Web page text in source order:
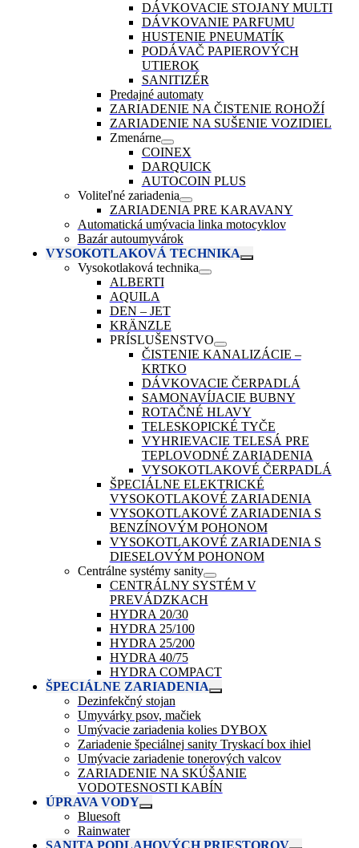
DÁVKOVACIE STOJANY MULTI
DÁVKOVANIE PARFUMU
HUSTENIE PNEUMATÍK
PODÁVAČ PAPIEROVÝCH
UTIEROK
SANITIZÉR
Predajné automaty
ZARIADENIE NA ČISTENIE ROHOŽÍ
ZARIADENIE NA SUŠENIE VOZIDIEL
Zmenárne
COINEX
DARQUICK
AUTOCOIN PLUS
Voliteľné zariadenia
ZARIADENIA PRE KARAVANY
Automatická umývacia linka motocyklov
Bazár autoumyvárok
VYSOKOTLAKOVÁ TECHNIKA
Vysokotlaková technika
ALBERTI
AQUILA
DEN – JET
KRÄNZLE
PRÍSLUŠENSTVO
ČISTENIE KANALIZÁCIE –
KRTKO
DÁVKOVACIE ČERPADLÁ
SAMONAVÍJACIE BUBNY
ROTAČNÉ HLAVY
TELESKOPICKÉ TYČE
VYHRIEVACIE TELESÁ PRE
TEPLOVODNÉ ZARIADENIA
VYSOKOTLAKOVÉ ČERPADLÁ
ŠPECIÁLNE ELEKTRICKÉ
VYSOKOTLAKOVÉ ZARIADENIA
VYSOKOTLAKOVÉ ZARIADENIA S
BENZÍNOVÝM POHONOM
VYSOKOTLAKOVÉ ZARIADENIA S
DIESELOVÝM POHONOM
Centrálne systémy sanity
CENTRÁLNY SYSTÉM V
PREVÁDZKACH
HYDRA 20/30
HYDRA 25/100
HYDRA 25/200
HYDRA 40/75
HYDRA COMPACT
ŠPECIÁLNE ZARIADENIA
Dezinfekčný stojan
Umyvárky psov, mačiek
Umývacie zariadenia kolies DYBOX
Zariadenie špeciálnej sanity Tryskací box ihiel
Umývacie zariadenie tonerových valcov
ZARIADENIE NA SKÚŠANIE
VODOTESNOSTI KABÍN
ÚPRAVA VODY
Bluesoft
Rainwater
SANITA PODLAHOVÝCH PRIESTOROV